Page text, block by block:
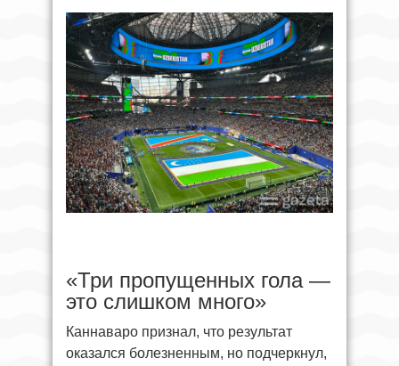
«Три пропущенных гола —
это слишком много»
Каннаваро признал, что результат
оказался болезненным, но подчеркнул,